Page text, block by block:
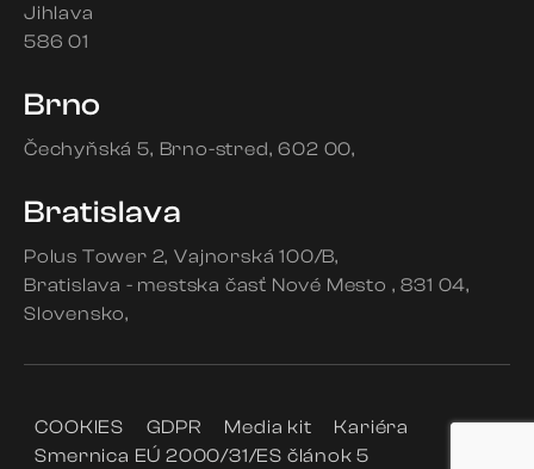
Jihlava
586 01
Brno
Čechyňská 5 Brno-stred 602 00
Bratislava
Polus Tower 2 Vajnorská 100/B
Bratislava - mestska časť Nové Mesto
831 04
Slovensko
COOKIES GDPR Media kit
Kariéra
Smernica EÚ 2000/31/ES článok 5